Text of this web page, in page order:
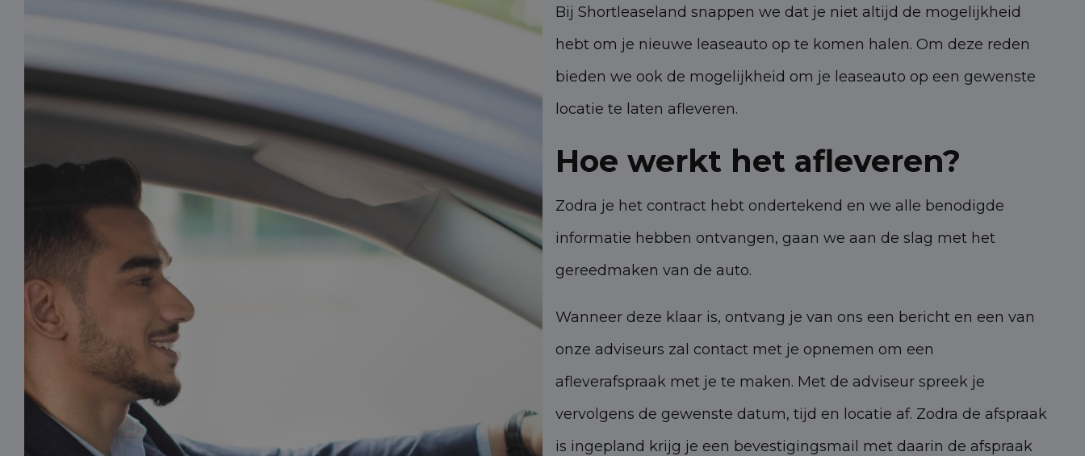
Bij Shortleaseland snappen we dat je niet altijd de mogelijkheid
hebt om je nieuwe leaseauto op te komen halen. Om deze reden
bieden we ook de mogelijkheid om je leaseauto op een gewenste
locatie te laten afleveren.
Hoe werkt het afleveren?
Zodra je het contract hebt ondertekend en we alle benodigde
informatie hebben ontvangen, gaan we aan de slag met het
gereedmaken van de auto.
Wanneer deze klaar is, ontvang je van ons een bericht en een van
onze adviseurs zal contact met je opnemen om een
afleverafspraak met je te maken. Met de adviseur spreek je
vervolgens de gewenste datum, tijd en locatie af. Zodra de afspraak
is ingepland krijg je een bevestigingsmail met daarin de afspraak